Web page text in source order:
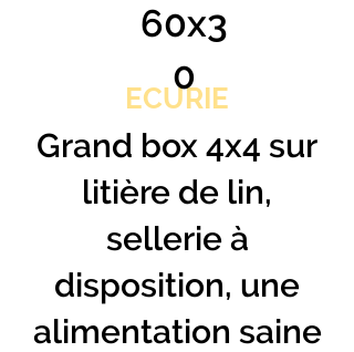
ECURIE
Grand box 4x4 sur
litière de lin,
sellerie à
disposition, une
alimentation saine
60x3
0